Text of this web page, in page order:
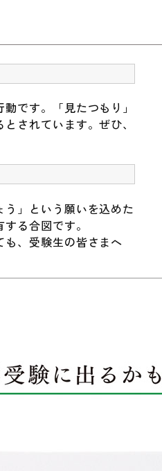
です。「見たつもり」
されています。ぜひ、
」という願いを込めた
る合図です。
、受験生の皆さまへ